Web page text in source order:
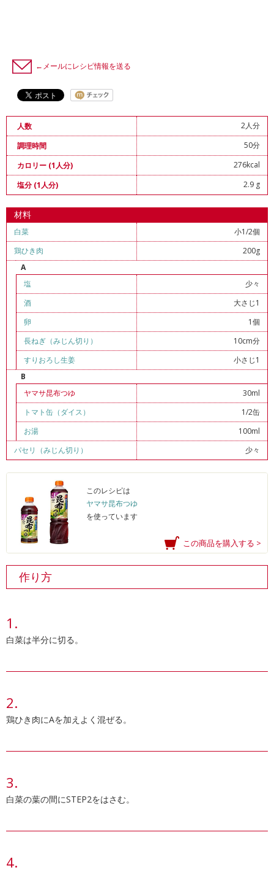
←メールにレシピ情報を送る
人数
2人分
調理時間
50分
カロリー (1人分)
276kcal
塩分 (1人分)
2.9 g
材料
白菜
小1/2個
鶏ひき肉
200g
A
塩
少々
酒
大さじ1
卵
1個
長ねぎ（みじん切り）
10cm分
すりおろし生姜
小さじ1
B
ヤマサ昆布つゆ
30ml
トマト缶（ダイス）
1/2缶
お湯
100ml
パセリ（みじん切り）
少々
このレシピは
ヤマサ昆布つゆ
を使っています
この商品を購入する >
作り方
白菜は半分に切る。
鶏ひき肉にAを加えよく混ぜる。
白菜の葉の間にSTEP2をはさむ。